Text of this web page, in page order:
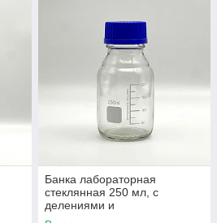
Банка лабораторная
стеклянная 250 мл, с
делениями и
навинчивающейся